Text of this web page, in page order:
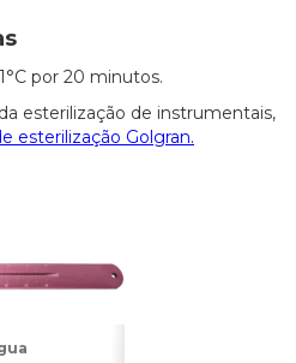
por 20 minutos.
esterilização de instrumentais,
esterilização Golgran.